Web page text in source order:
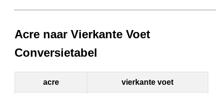
Acre naar Vierkante Voet
Conversietabel
acre vierkante voet